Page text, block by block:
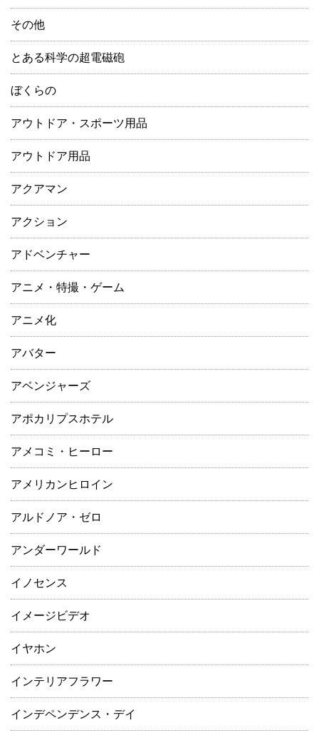
その他
とある科学の超電磁砲
ぼくらの
アウトドア・スポーツ用品
アウトドア用品
アクアマン
アクション
アドベンチャー
アニメ・特撮・ゲーム
アニメ化
アバター
アベンジャーズ
アポカリプスホテル
アメコミ・ヒーロー
アメリカンヒロイン
アルドノア・ゼロ
アンダーワールド
イノセンス
イメージビデオ
イヤホン
インテリアフラワー
インデペンデンス・デイ